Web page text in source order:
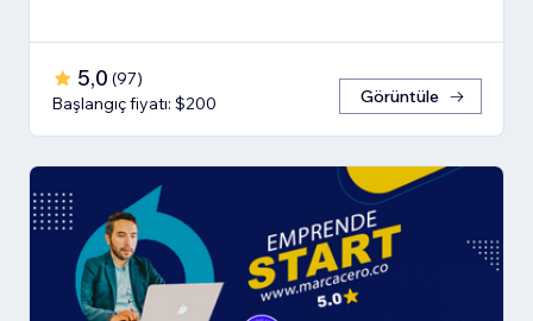
5,0 (97)
Başlangıç fiyatı: $200
Görüntüle